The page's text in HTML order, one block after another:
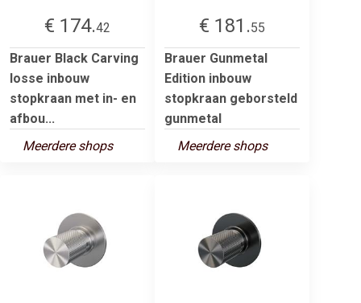
€ 174.42
Brauer Black Carving
losse inbouw
stopkraan met in- en
afbou...
Meerdere shops
€ 181.55
Brauer Gunmetal
Edition inbouw
stopkraan geborsteld
gunmetal
Meerdere shops